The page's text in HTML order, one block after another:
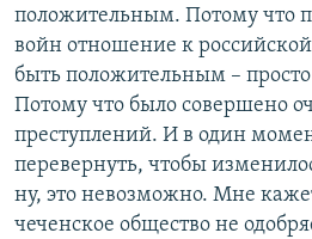
положительным. Потому что
войн отношение к
быть положительным –
Потому что было совершено
преступлений. И в один
перевернуть, чтобы
ну, это невозможно. Мне
чеченское общество не